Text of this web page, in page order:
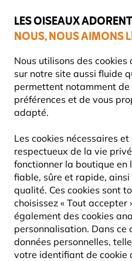
LES OISEAUX
NOUS, NOUS AIMONS
Nous utilisons des
sur notre site aussi fluide
permettent notamment de
préférences et de vous
adapté.
Les cookies nécessaires
respectueux de la vie
fonctionner la boutique en
fiable, sûre et rapide, ainsi
qualité. Ces cookies sont
choisissez « Tout accepter
également des cookies
personnalisation. Dans ce
données personnelles,
votre identifiant de cookie
catégories.
Livraison
Nichoirs
WOODSTONE -
Les nichoirs WoodStone
offrir aux oiseaux un
innovants sont conçus pour
33Produits